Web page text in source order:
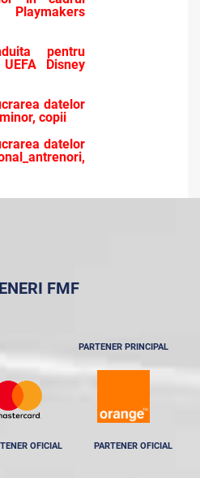
pentru
Disney
datelor
copii
datelor
FMF
PARTENER PRINCIPAL
OFICIAL PARTENER OFICIAL